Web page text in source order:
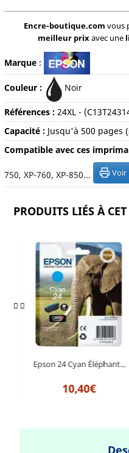
Encre-boutique.com vous
meilleur prixavec une
Marque:
Couleur : Noir
Références : 24XL - (
Capacité : Jusqu'à 500 pages
Compatible avec ces
750, XP-760, XP-850... Voir
PRODUITS LIÉS À
Epson 24 Cyan Éléphant...
10,40€